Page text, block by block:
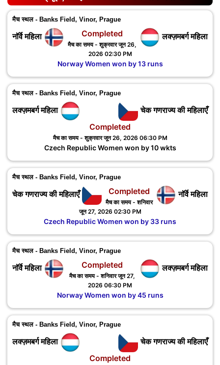
मैच स्थल - Banks Field, Vinor, Prague
नॉर्वे महिला लक्ज़मबर्ग महिला
Completed
मैच का समय - शुक्रवार जून 26,
2026 02:30 PM
Norway Women won by 13 runs
मैच स्थल - Banks Field, Vinor, Prague
लक्ज़मबर्ग महिला चेक गणराज्य की महिलाएँ
Completed
मैच का समय - शुक्रवार जून 26, 2026 06:30 PM
Czech Republic Women won by 10 wkts
मैच स्थल - Banks Field, Vinor, Prague
चेक गणराज्य की महिलाएँ नॉर्वे महिला
Completed
मैच का समय - शनिवार
जून 27, 2026 02:30 PM
Czech Republic Women won by 33 runs
मैच स्थल - Banks Field, Vinor, Prague
नॉर्वे महिला लक्ज़मबर्ग महिला
Completed
मैच का समय - शनिवार जून 27,
2026 06:30 PM
Norway Women won by 45 runs
मैच स्थल - Banks Field, Vinor, Prague
लक्ज़मबर्ग महिला चेक गणराज्य की महिलाएँ
Completed